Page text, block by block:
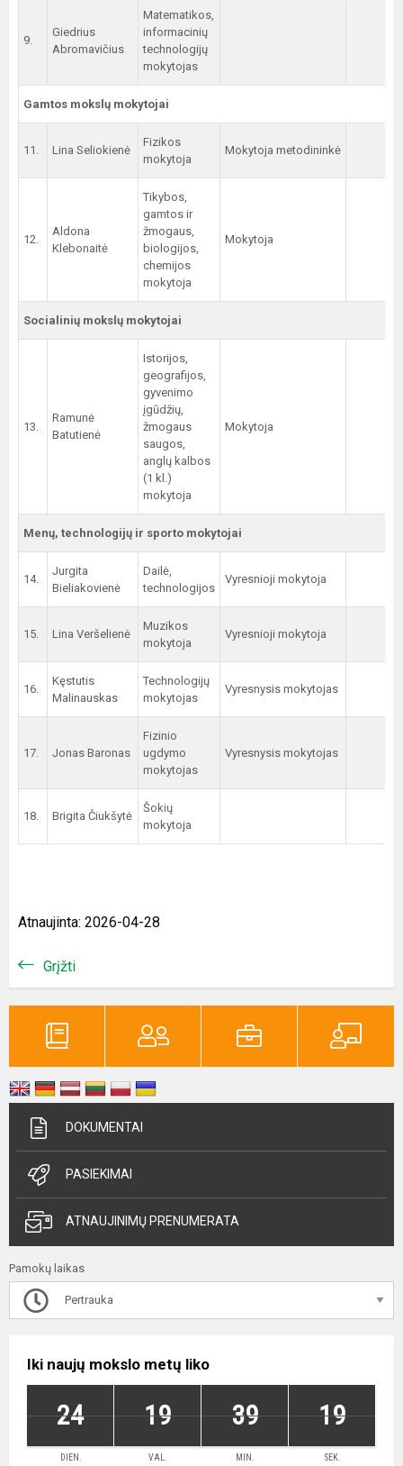
9.
Giedrius
Abromavičius
Matematikos,
informacinių
technologijų
mokytojas
Gamtos mokslų mokytojai
11. Lina Seliokienė
Fizikos
mokytoja
Mokytoja metodininkė
12.
Aldona
Klebonaitė
Tikybos,
gamtos ir
žmogaus,
biologijos,
chemijos
mokytoja
Mokytoja
Socialinių mokslų mokytojai
13.
Ramunė
Batutienė
Istorijos,
geografijos,
gyvenimo
įgūdžių,
žmogaus
saugos,
anglų kalbos
(1 kl.)
mokytoja
Mokytoja
Menų, technologijų ir sporto mokytojai
14.
Jurgita
Bieliakovienė
Dailė,
technologijos
Vyresnioji mokytoja
15. Lina Veršelienė
Muzikos
mokytoja
Vyresnioji mokytoja
16.
Kęstutis
Malinauskas
Technologijų
mokytojas
Vyresnysis mokytojas
17. Jonas Baronas
Fizinio
ugdymo
mokytojas
Vyresnysis mokytojas
18. Brigita Čiukšytė
Šokių
mokytoja
Atnaujinta: 2026-04-28
Grįžti
DOKUMENTAI
PASIEKIMAI
ATNAUJINIMŲ PRENUMERATA
Pamokų laikas
Pertrauka
Iki naujų mokslo metų liko
24 19 39 18
DIEN. VAL. MIN. SEK.